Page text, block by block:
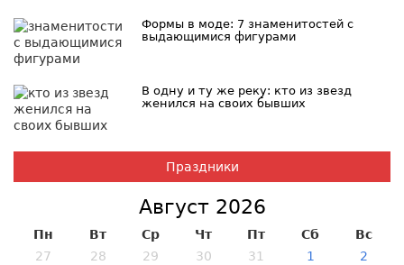
Формы в моде: 7 знаменитостей с
выдающимися фигурами
В одну и ту же реку: кто из звезд
женился на своих бывших
Праздники
Август 2026
Пн Вт Ср Чт Пт Сб
Вс
27
28 29 30 31 1
2